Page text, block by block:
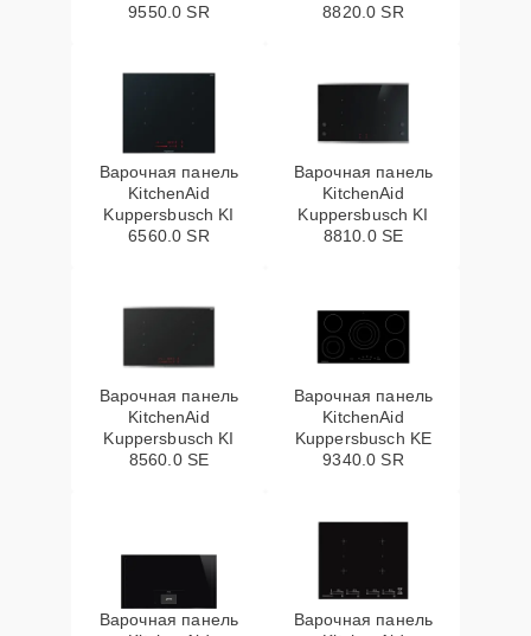
9550.0 SR 8820.0 SR
Варочная панель
KitchenAid
Kuppersbusch KI
6560.0 SR
Варочная панель
KitchenAid
Kuppersbusch KI
8810.0 SE
Варочная панель
KitchenAid
Kuppersbusch KI
8560.0 SE
Варочная панель
KitchenAid
Kuppersbusch KE
9340.0 SR
Варочная панель
Варочная панель